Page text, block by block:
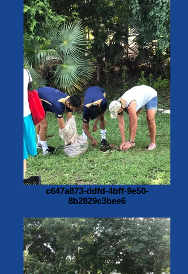
c647a873-ddfd-4bff-9e50-
8b2829c3bee6